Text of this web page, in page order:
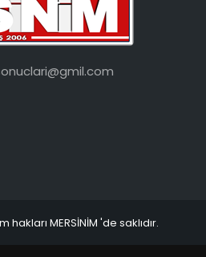
MERSİNİM 'de saklıdır.